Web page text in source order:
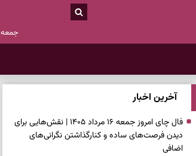
جمعه ۱۶ مرداد ۱۴۰۵
آخرین اخبار
فال چای امروز جمعه ۱۶ مرداد ۱۴۰۵ | نقش‌هایی برای
دیدن فرصت‌های ساده و کنارگذاشتن نگرانی‌های
اضافی